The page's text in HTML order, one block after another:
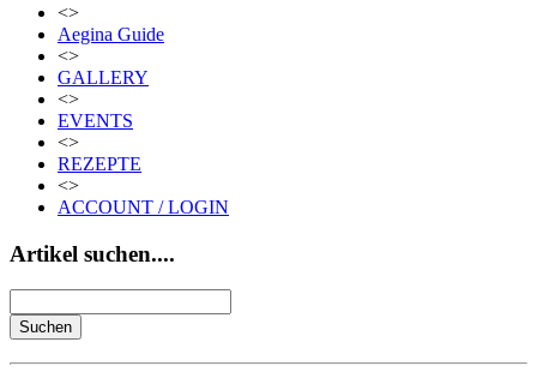
<>
Aegina Guide
<>
GALLERY
<>
EVENTS
<>
REZEPTE
<>
ACCOUNT / LOGIN
Artikel suchen....